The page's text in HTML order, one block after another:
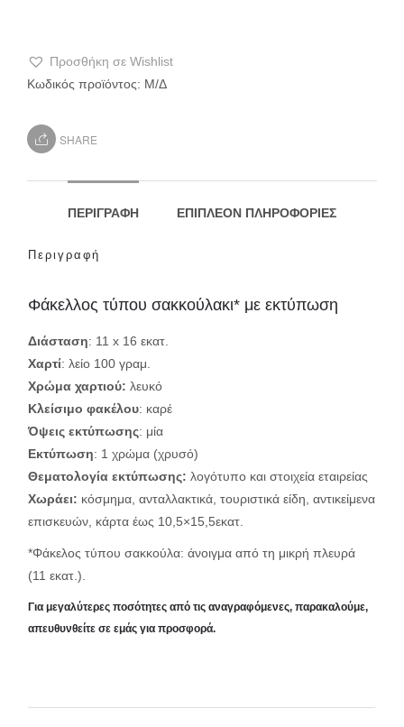
Προσθήκη σε Wishlist
Κωδικός προϊόντος: Μ/Δ
SHARE
ΠΕΡΙΓΡΑΦΉ ΕΠΙΠΛΈΟΝ ΠΛΗΡΟΦΟΡΊΕΣ
Περιγραφή
Φάκελλος τύπου σακκούλακι* με εκτύπωση
Διάσταση: 11 x 16 εκατ.
Χαρτί: λείο 100 γραμ.
Χρώμα χαρτιού: λευκό
Κλείσιμο φακέλου: καρέ
Όψεις εκτύπωσης: μία
Εκτύπωση: 1 χρώμα (χρυσό)
Θεματολογία εκτύπωσης: λογότυπο και στοιχεία εταιρείας
Χωράει: κόσμημα, ανταλλακτικά, τουριστικά είδη, αντικείμενα
επισκευών, κάρτα έως 10,5×15,5εκατ.
*Φάκελος τύπου σακκούλα: άνοιγμα από τη μικρή πλευρά
(11 εκατ.).
Για μεγαλύτερες ποσότητες από τις αναγραφόμενες, παρακαλούμε,
απευθυνθείτε σε εμάς για προσφορά.